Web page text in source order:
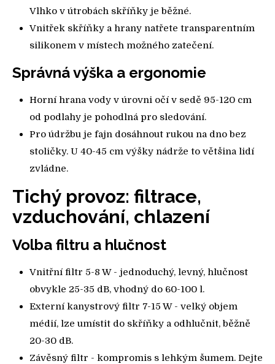
Vlhko v útrobách skříňky je běžné.
Vnitřek skříňky a hrany natřete transparentním
silikonem v místech možného zatečení.
Správná výška a ergonomie
Horní hrana vody v úrovni očí v sedě 95-120 cm
od podlahy je pohodlná pro sledování.
Pro údržbu je fajn dosáhnout rukou na dno bez
stoličky. U 40-45 cm výšky nádrže to většina lidí
zvládne.
Tichý provoz: filtrace,
vzduchování, chlazení
Volba filtru a hlučnost
Vnitřní filtr 5-8 W - jednoduchý, levný, hlučnost
obvykle 25-35 dB, vhodný do 60-100 l.
Externí kanystrový filtr 7-15 W - velký objem
médií, lze umístit do skříňky a odhlučnit, běžně
20-30 dB.
Závěsný filtr - kompromis s lehkým šumem. Dejte